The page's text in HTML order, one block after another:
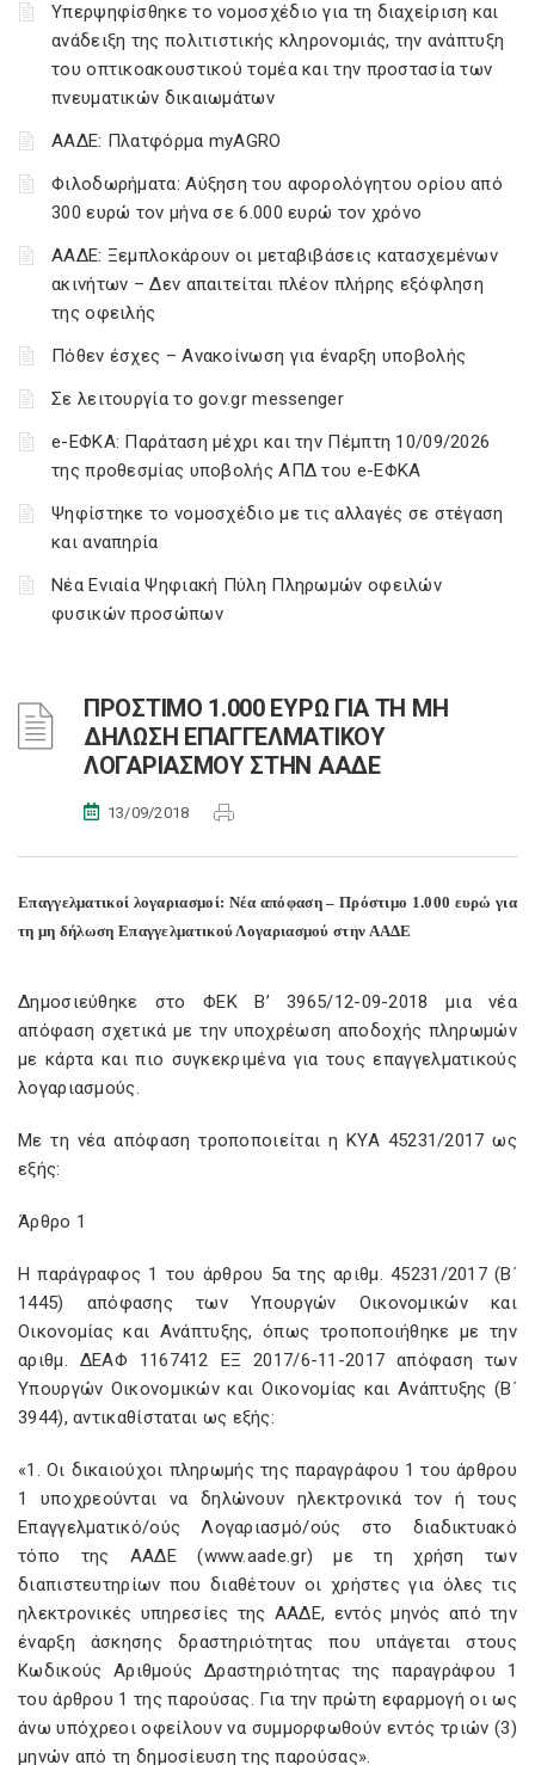
Υπερψηφίσθηκε το νομοσχέδιο για τη διαχείριση και
ανάδειξη της πολιτιστικής κληρονομιάς, την ανάπτυξη
του οπτικοακουστικού τομέα και την προστασία των
πνευματικών δικαιωμάτων
ΑΑΔΕ: Πλατφόρμα myAGRO
Φιλοδωρήματα: Αύξηση του αφορολόγητου ορίου από
300 ευρώ τον μήνα σε 6.000 ευρώ τον χρόνο
ΑΑΔΕ: Ξεμπλοκάρουν οι μεταβιβάσεις κατασχεμένων
ακινήτων – Δεν απαιτείται πλέον πλήρης εξόφληση
της οφειλής
Πόθεν έσχες – Ανακοίνωση για έναρξη υποβολής
Σε λειτουργία το gov.gr messenger
e-ΕΦΚΑ: Παράταση μέχρι και την Πέμπτη 10/09/2026
της προθεσμίας υποβολής ΑΠΔ του e-ΕΦΚΑ
Ψηφίστηκε το νομοσχέδιο με τις αλλαγές σε στέγαση
και αναπηρία
Νέα Ενιαία Ψηφιακή Πύλη Πληρωμών οφειλών
φυσικών προσώπων
ΠΡΟΣΤΙΜΟ 1.000 ΕΥΡΩ ΓΙΑ ΤΗ ΜΗ
ΔΗΛΩΣΗ ΕΠΑΓΓΕΛΜΑΤΙΚΟΥ
ΛΟΓΑΡΙΑΣΜΟΥ ΣΤΗΝ ΑΑΔΕ
13/09/2018
Επαγγελματικοί λογαριασμοί: Νέα απόφαση – Πρόστιμο 1.000 ευρώ για
τη μη δήλωση Επαγγελματικού Λογαριασμού στην ΑΑΔΕ
Δημοσιεύθηκε στο ΦΕΚ Β’ 3965/12-09-2018 μια νέα
απόφαση σχετικά με την υποχρέωση αποδοχής πληρωμών
με κάρτα και πιο συγκεκριμένα για τους επαγγελματικούς
λογαριασμούς.
Με τη νέα απόφαση τροποποιείται η ΚΥΑ 45231/2017 ως
εξής:
Άρθρο 1
Η παράγραφος 1 του άρθρου 5α της αριθμ. 45231/2017 (Β΄
1445) απόφασης των Υπουργών Οικονομικών και
Οικονομίας και Ανάπτυξης, όπως τροποποιήθηκε με την
αριθμ. ΔΕΑΦ 1167412 ΕΞ 2017/6-11-2017 απόφαση των
Υπουργών Οικονομικών και Οικονομίας και Ανάπτυξης (Β΄
3944), αντικαθίσταται ως εξής:
«1. Οι δικαιούχοι πληρωμής της παραγράφου 1 του άρθρου
1 υποχρεούνται να δηλώνουν ηλεκτρονικά τον ή τους
Επαγγελματικό/ούς Λογαριασμό/ούς στο διαδικτυακό
τόπο της ΑΑΔΕ (www.aade.gr) με τη χρήση των
διαπιστευτηρίων που διαθέτουν οι χρήστες για όλες τις
ηλεκτρονικές υπηρεσίες της ΑΑΔΕ, εντός μηνός από την
έναρξη άσκησης δραστηριότητας που υπάγεται στους
Κωδικούς Αριθμούς Δραστηριότητας της παραγράφου 1
του άρθρου 1 της παρούσας. Για την πρώτη εφαρμογή οι ως
άνω υπόχρεοι οφείλουν να συμμορφωθούν εντός τριών (3)
μηνών από τη δημοσίευση της παρούσας».